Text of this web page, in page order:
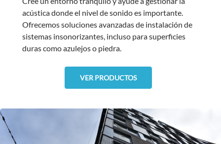
acústica donde el nivel de sonido es importante.
Ofrecemos soluciones avanzadas de instalación de
sistemas insonorizantes, incluso para superficies
duras como azulejos o piedra.
VER PRODUCTOS